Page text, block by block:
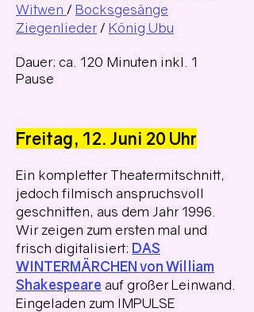
Witwen / Bocksgesänge
Ziegenlieder / König Ubu
Dauer: ca. 120 Minuten inkl. 1
Pause
Freitag, 12. Juni 20 Uhr
Ein kompletter Theatermitschnitt,
jedoch filmisch anspruchsvoll
geschnitten, aus dem Jahr 1996.
Wir zeigen zum ersten mal und
frisch digitalisiert: DAS
WINTERMÄRCHEN von William
Shakespeare auf großer Leinwand.
Eingeladen zum IMPULSE